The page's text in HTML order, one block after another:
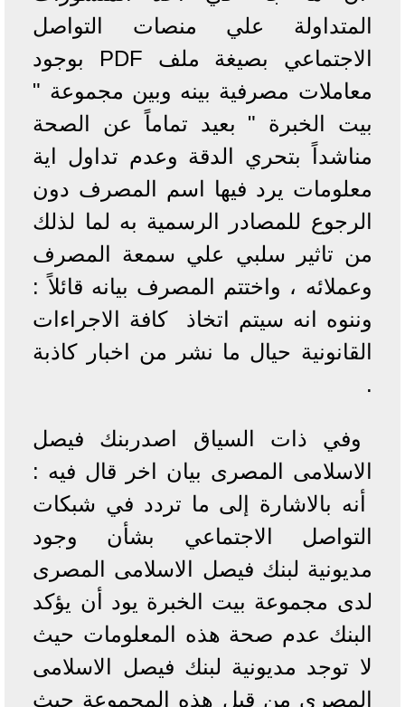
المتداولة علي منصات التواصل
الاجتماعي بصيغة ملف PDF بوجود
معاملات مصرفية بينه وبين مجموعة "
بيت الخبرة " بعيد تماماً عن الصحة
مناشداً بتحري الدقة وعدم تداول اية
معلومات يرد فيها اسم المصرف دون
الرجوع للمصادر الرسمية به لما لذلك
من تاثير سلبي علي سمعة المصرف
وعملائه ، واختتم المصرف بيانه قائلاً :
وننوه انه سيتم اتخاذ كافة الاجراءات
القانونية حيال ما نشر من اخبار كاذبة
.
وفي ذات السياق اصدربنك فيصل
الاسلامى المصرى بيان اخر قال فيه :
أنه بالاشارة إلى ما تردد في شبكات
التواصل الاجتماعي بشأن وجود
مديونية لبنك فيصل الاسلامى المصرى
لدى مجموعة بيت الخبرة يود أن يؤكد
البنك عدم صحة هذه المعلومات حيث
لا توجد مديونية لبنك فيصل الاسلامى
المصرى من قبل هذه المجموعة حيث